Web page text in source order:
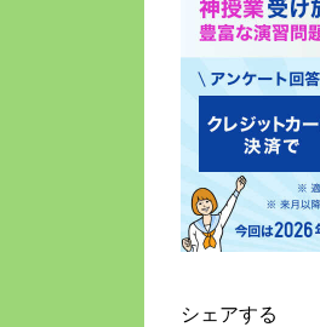
シェアする